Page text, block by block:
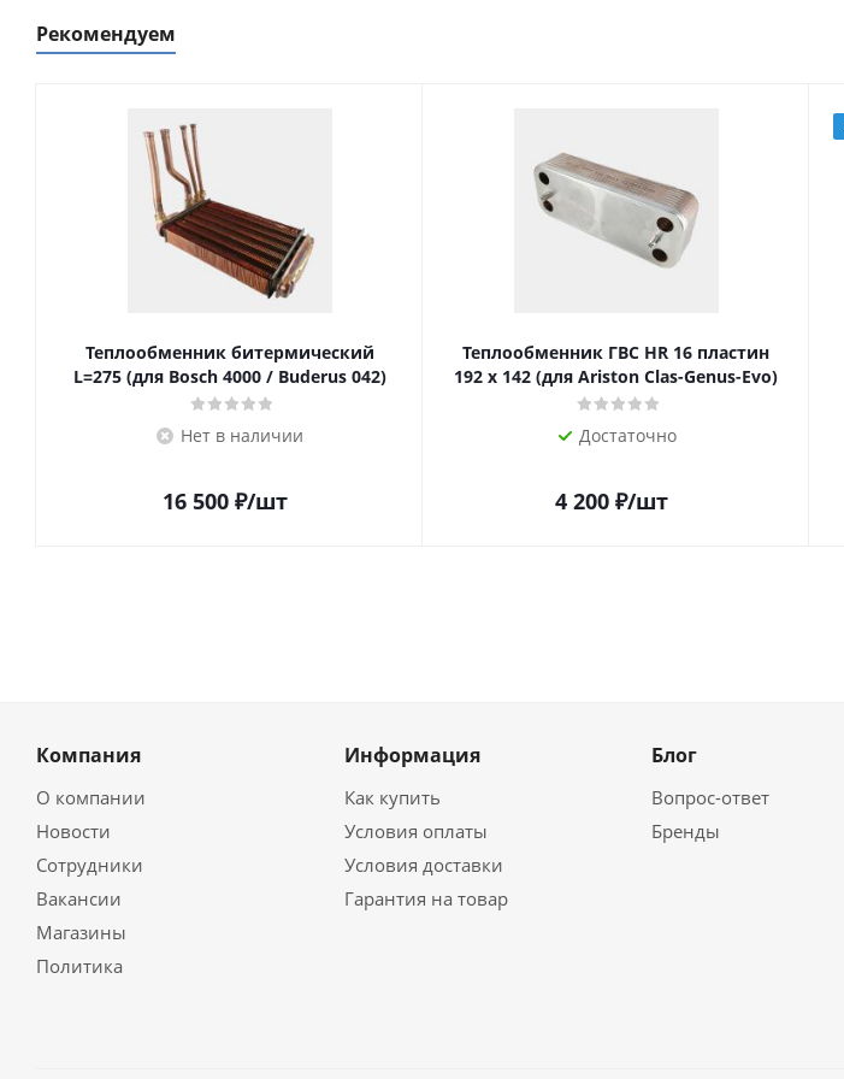
Рекомендуем
Теплообменник битермический
L=275 (для Bosch 4000 / Buderus 042)
Нет в наличии
16 500 ₽/шт
Теплообменник ГВС HR 16 пластин
192 x 142 (для Ariston Clas-Genus-Evo)
Достаточно
4 200 ₽/шт
Компания
О компании
Новости
Сотрудники
Вакансии
Магазины
Политика
Информация
Как купить
Условия оплаты
Условия доставки
Гарантия на товар
Блог
Вопрос-ответ
Бренды